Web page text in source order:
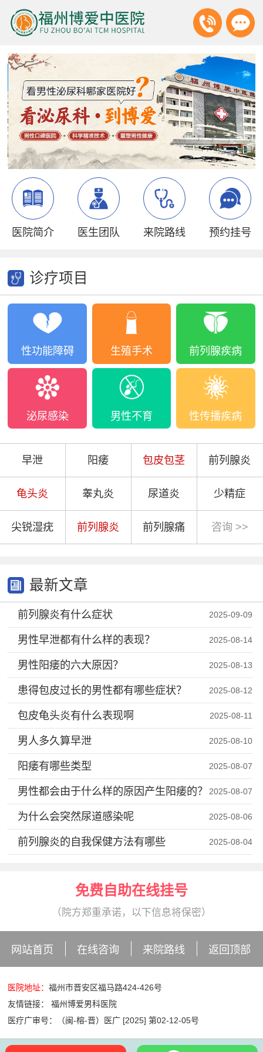
医院简介 医生团队 来院路线 预约挂号
诊疗项目
性功能障碍 生殖手术 前列腺疾病
泌尿感染 男性不育 性传播疾病
早泄 阳痿 包皮包茎 前列腺炎
龟头炎 睾丸炎 尿道炎 少精症
尖锐湿疣 前列腺炎 前列腺痛 咨询 >>
最新文章
前列腺炎有什么症状 2025-09-09
男性早泄都有什么样的表现？ 2025-08-14
男性阳痿的六大原因？ 2025-08-13
患得包皮过长的男性都有哪些症状？ 2025-08-12
包皮龟头炎有什么表现啊 2025-08-11
男人多久算早泄 2025-08-10
阳痿有哪些类型 2025-08-07
男性都会由于什么样的原因产生阳痿的？ 2025-08-07
为什么会突然尿道感染呢 2025-08-06
前列腺炎的自我保健方法有哪些 2025-08-04
免费自助在线挂号
（院方郑重承诺，以下信息将保密）
网站首页 在线咨询 来院路线 返回顶部
医院地址：福州市晋安区福马路424-426号
友情链接：福州博爱男科医院
医疗广审号：（闽-榕-晋）医广 [2025] 第02-12-05号